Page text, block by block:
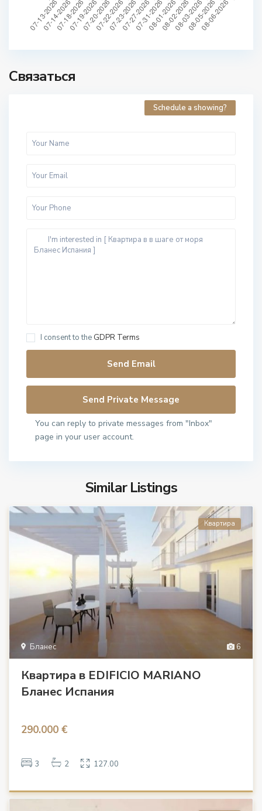
Связаться
Schedule a showing?
I consent to the GDPR Terms
You can reply to private messages from "Inbox"
page in your user account.
Similar Listings
6
Бланес
Квартира
Квартира в EDIFICIO MARIANO
Бланес Испания
290.000 €
3 2 127.00